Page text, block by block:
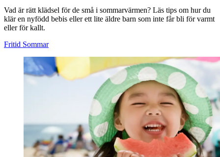
Vad är rätt klädsel för de små i sommarvärmen? Läs tips om hur du
klär en nyfödd bebis eller ett lite äldre barn som inte får bli för varmt
eller för kallt.
Fritid Sommar